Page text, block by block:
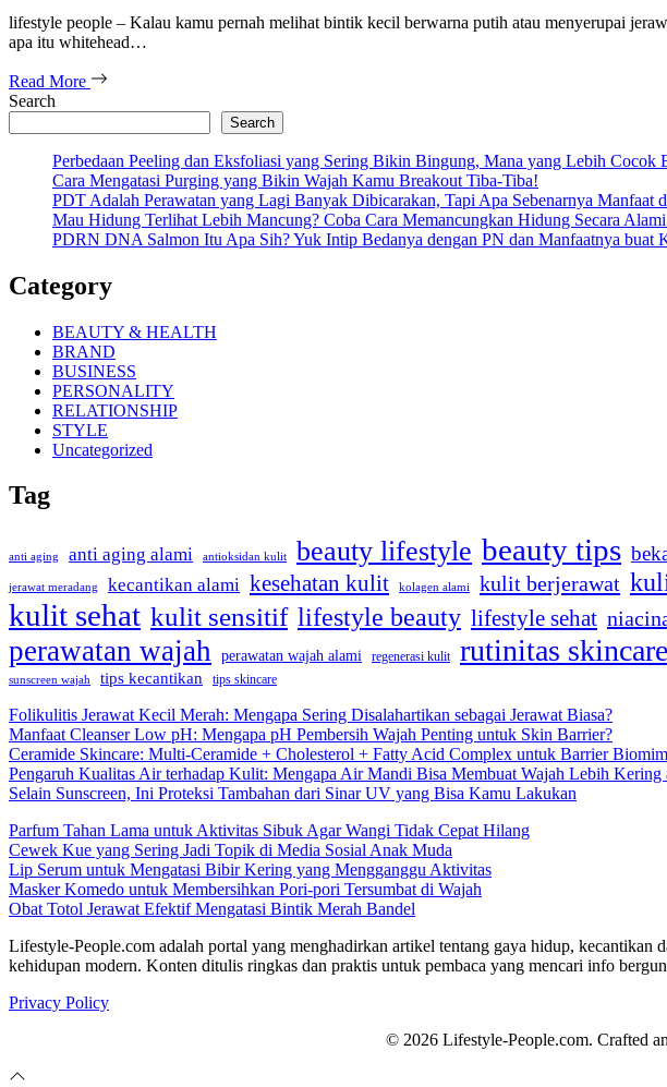
lifestyle people – Kalau kamu pernah melihat bintik kecil berwarna putih atau menyerupai
apa itu whitehead…
Read More
Search
Search
Perbedaan Peeling dan Eksfoliasi yang Sering Bikin Bingung, Mana yang Lebih Cocok
Cara Mengatasi Purging yang Bikin Wajah Kamu Breakout Tiba-Tiba!
PDT Adalah Perawatan yang Lagi Banyak Dibicarakan, Tapi Apa Sebenarnya Manfaat
Mau Hidung Terlihat Lebih Mancung? Coba Cara Memancungkan Hidung Secara
PDRN DNA Salmon Itu Apa Sih? Yuk Intip Bedanya dengan PN dan Manfaatnya buat
Category
BEAUTY & HEALTH
BRAND
BUSINESS
PERSONALITY
RELATIONSHIP
STYLE
Uncategorized
Tag
anti aging anti aging alami antioksidan kulit beauty lifestyle beauty tips
jerawat meradang kecantikan alami kesehatan kulit kolagen alami kulit berjerawat
kulit sehat kulit sensitif lifestyle beauty lifestyle sehat
perawatan wajah perawatan wajah alami regenerasi kulit rutinitas skincare
sunscreen wajah tips kecantikan tips skincare
Folikulitis Jerawat Kecil Merah: Mengapa Sering Disalahartikan sebagai Jerawat Biasa?
Manfaat Cleanser Low pH: Mengapa pH Pembersih Wajah Penting untuk Skin Barrier?
Ceramide Skincare: Multi-Ceramide + Cholesterol + Fatty Acid Complex untuk Barrier
Pengaruh Kualitas Air terhadap Kulit: Mengapa Air Mandi Bisa Membuat Wajah Lebih Kering
Selain Sunscreen, Ini Proteksi Tambahan dari Sinar UV yang Bisa Kamu Lakukan
Parfum Tahan Lama untuk Aktivitas Sibuk Agar Wangi Tidak Cepat Hilang
Cewek Kue yang Sering Jadi Topik di Media Sosial Anak Muda
Lip Serum untuk Mengatasi Bibir Kering yang Mengganggu Aktivitas
Masker Komedo untuk Membersihkan Pori-pori Tersumbat di Wajah
Obat Totol Jerawat Efektif Mengatasi Bintik Merah Bandel
Lifestyle-People.com adalah portal yang menghadirkan artikel tentang gaya hidup, kecantikan
kehidupan modern. Konten ditulis ringkas dan praktis untuk pembaca yang mencari info
Privacy Policy
© 2026 Lifestyle-People.com. Crafted